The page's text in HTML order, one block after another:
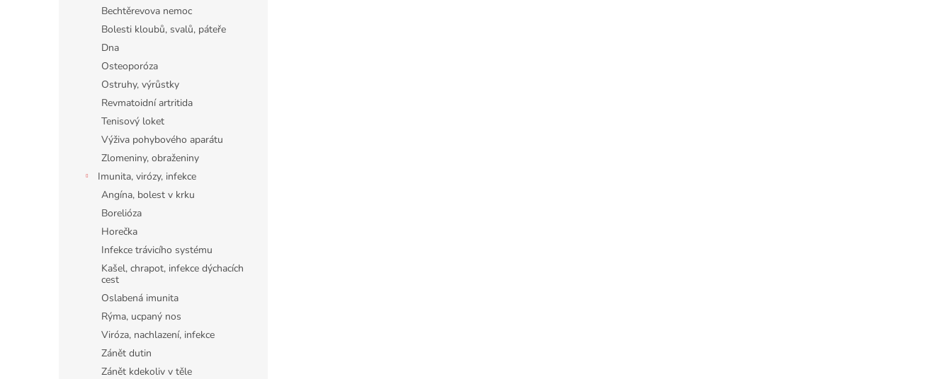
Bechtěrevova nemoc
Bolesti kloubů, svalů, páteře
Dna
Osteoporóza
Ostruhy, výrůstky
Revmatoidní artritida
Tenisový loket
Výživa pohybového aparátu
Zlomeniny, obraženiny
Imunita, virózy, infekce
Angína, bolest v krku
Borelióza
Horečka
Infekce trávicího systému
Kašel, chrapot, infekce dýchacích
cest
Oslabená imunita
Rýma, ucpaný nos
Viróza, nachlazení, infekce
Zánět dutin
Zánět kdekoliv v těle